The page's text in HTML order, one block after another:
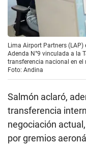
Lima Airport Partners
Adenda N°9 vinculada a la
transferencia nacional en el
Foto: Andina
Salmón aclaró,
transferencia
negociación
por gremios